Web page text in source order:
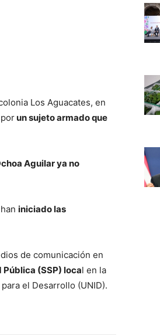
Los Aguacates, en
un sujeto armado que
Aguilar ya no
han iniciado las
de comunicación en
(SSP) local en la
el Desarrollo (UNID).